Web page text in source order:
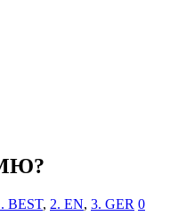
МЮ?
BEST, 2. EN, 3. GER 0